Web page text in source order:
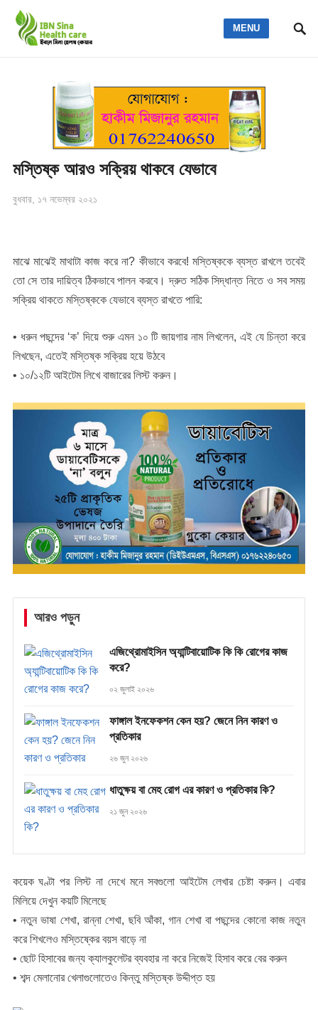
MENU
মস্তিষ্ক আরও সক্রিয় থাকবে যেভাবে
বুধবার, ১৭ নভেম্বর ২০২১
মাঝে মাঝেই মাথাটা কাজ করে না? কীভাবে করবে! মস্তিষ্ককে ব্যস্ত রাখলে তবেই
তো সে তার দায়িত্ব ঠিকভাবে পালন করবে। দ্রুত সঠিক সিদ্ধান্ত নিতে ও সব সময়
সক্রিয় থাকতে মস্তিষ্ককে যেভাবে ব্যস্ত রাখতে পারি:
• ধরুন পছন্দের ‘ক’ দিয়ে শুরু এমন ১০ টি জায়গার নাম লিখলেন, এই যে চিন্তা করে
লিখছেন, এতেই মস্তিষ্ক সক্রিয় হয়ে উঠবে
• ১০/১২টি আইটেম লিখে বাজারের লিস্ট করুন।
আরও পড়ুন
এজিথ্রোমাইসিন অ্যান্টিবায়োটিক কি কি রোগের কাজ
করে?
০২ জুলাই ২০২৬
ফাঙ্গাল ইনফেকশন কেন হয়? জেনে নিন কারণ ও
প্রতিকার
২৬ জুন ২০২৬
ধাতুক্ষয় বা মেহ রোগ এর কারণ ও প্রতিকার কি?
২১ জুন ২০২৬
কয়েক ঘণ্টা পর লিস্ট না দেখে মনে সবগুলো আইটেম লেখার চেষ্টা করুন। এবার
মিলিয়ে দেখুন কয়টি মিলেছে
• নতুন ভাষা শেখা, রান্না শেখা, ছবি আঁকা, গান শেখা বা পছন্দের কোনো কাজ নতুন
করে শিখলেও মস্তিষ্কের বয়স বাড়ে না
• ছোট হিসাবের জন্য ক্যালকুলেটর ব্যবহার না করে নিজেই হিসাব করে বের করুন
• শব্দ মেলানোর খেলাগুলোতেও কিন্তু মস্তিষ্ক উদ্দীপ্ত হয়